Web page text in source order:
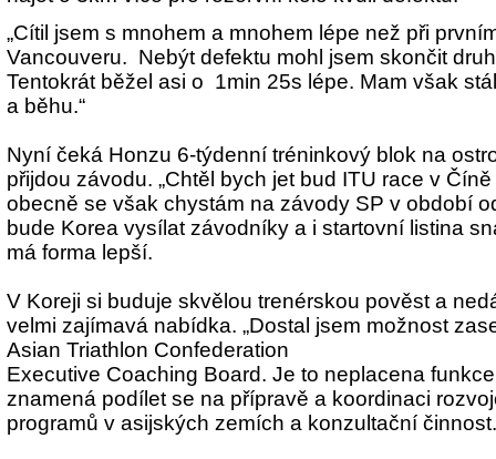
„Cítil jsem s mnohem a mnohem lépe než při
Vancouveru. Nebýt defektu mohl jsem skončit
Tentokrát běžel asi o 1min 25s lépe. Mam však
a běhu.“
Nyní čeká Honzu 6-týdenní tréninkový blok na
přijdou závodu. „Chtěl bych jet bud ITU race v
obecně se však chystám na závody SP v období
bude Korea vysílat závodníky a i startovní listina
má forma lepší.
V Koreji si buduje skvělou trenérskou pověst a
velmi zajímavá nabídka. „Dostal jsem možnost
Asian Triathlon Confederation
Executive Coaching Board. Je to neplacena
znamená podílet se na přípravě a koordinaci
programů v asijských zemích a konzultační